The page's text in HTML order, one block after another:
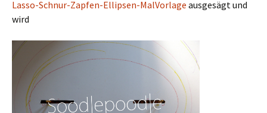
Lasso-Schnur-Zapfen-Ellipsen-MalVorlage ausgesägt und
wird